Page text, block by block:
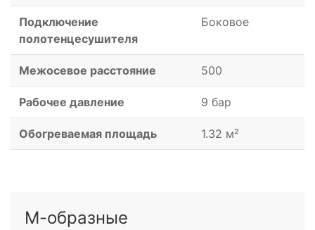
Подключение
полотенцесушителя
Боковое
Межосевое расстояние 500
Рабочее давление 9 бар
Обогреваемая площадь 1.32 м²
М-образные